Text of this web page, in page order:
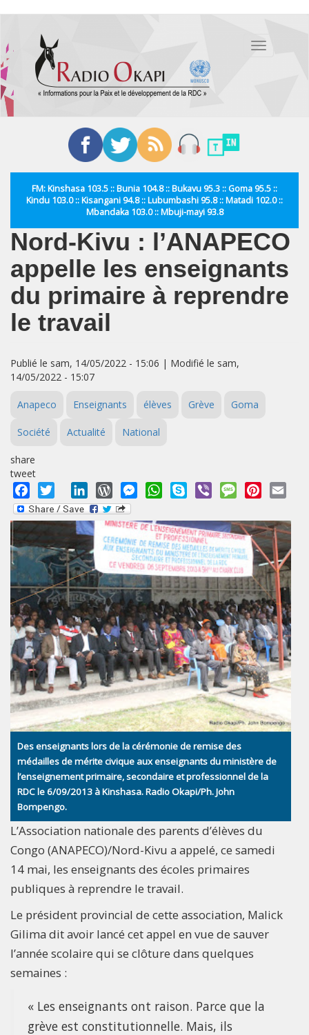
contenu
principal
Toggle
FM: Kinshasa 103.5 :: Bunia 104.8 :: Bukavu 95.3 :: Goma 95.5 ::
Kindu 103.0 :: Kisangani 94.8 :: Lubumbashi 95.8 :: Matadi 102.0 ::
Mbandaka 103.0 :: Mbuji-mayi 93.8
Nord-Kivu : l’ANAPECO
appelle les enseignants
du primaire à reprendre
le travail
Publié le sam, 14/05/2022 - 15:06 | Modifié le sam,
14/05/2022 - 15:07
Anapeco Enseignants élèves Grève Goma
Société Actualité National
share
tweet
Facebook
Twitter LinkedInWordPressMessengerWhatsApp
Skype Viber MessagePinterest
Des enseignants lors de la cérémonie de remise des
médailles de mérite civique aux enseignants du ministère de
l’enseignement primaire, secondaire et professionnel de la
RDC le 6/09/2013 à Kinshasa. Radio Okapi/Ph. John
Bompengo.
L’Association nationale des parents d’élèves du
Congo (ANAPECO)/Nord-Kivu a appelé, ce samedi
14 mai, les enseignants des écoles primaires
publiques à reprendre le travail.
Le président provincial de cette association, Malick
Gilima dit avoir lancé cet appel en vue de sauver
l’année scolaire qui se clôture dans quelques
semaines :
« Les enseignants ont raison. Parce que la
grève est constitutionnelle. Mais, ils